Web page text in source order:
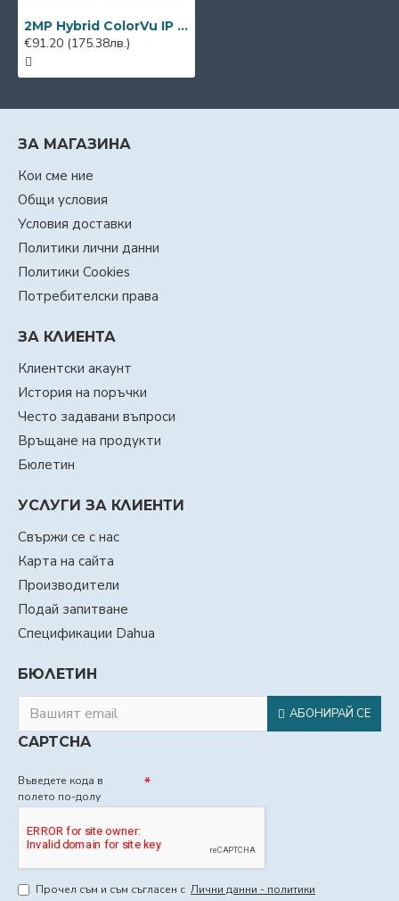
2MP Hybrid ColorVu IP камера Hikvision DS-2CD1323G2-LIUF
€91.20 (175.38лв.)
ЗА МАГАЗИНА
Кои сме ние
Общи условия
Условия доставки
Политики лични данни
Политики Cookies
Потребителски права
ЗА КЛИЕНТА
Клиентски акаунт
История на поръчки
Често задавани въпроси
Връщане на продукти
Бюлетин
УСЛУГИ ЗА КЛИЕНТИ
Свържи се с нас
Карта на сайта
Производители
Подай запитване
Спецификации Dahua
БЮЛЕТИН
АБОНИРАЙ СЕ
CAPTCHA
Въведете кода в
полето по-долу
Прочел съм и съм съгласен с Лични данни - политики